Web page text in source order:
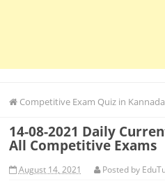
Competitive Exam Quiz in Kannada
Affairs Quiz
14-08-2021 Daily
All Competitive Exams
August 14, 2021 Posted by